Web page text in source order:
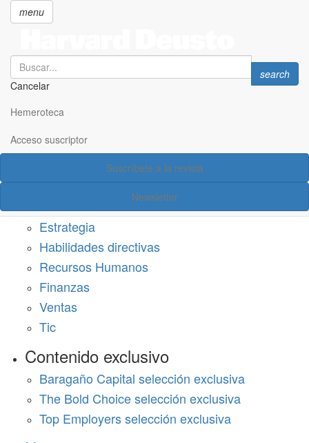
principal
menu
Search
Cancelar
Search
search
Hemeroteca
Acceso suscriptor
Suscríbete a la revista
Newsletter
Acceso suscriptor
Estrategia
Habilidades directivas
Recursos Humanos
Finanzas
Ventas
Tic
Contenido exclusivo
Baragaño Capital selección exclusiva
The Bold Choice selección exclusiva
Top Employers selección exclusiva